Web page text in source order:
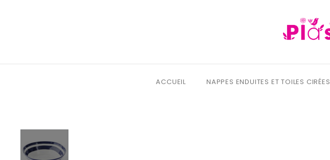
ACCUEIL NAPPES ENDUITES ET TOILES CIRÉES